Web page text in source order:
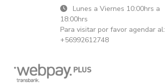
Lunes a Viernes 10:00hrs a
18:00hrs
Para visitar por favor agendar al:
+56992612748